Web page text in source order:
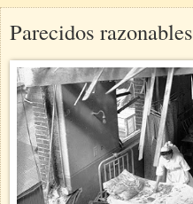
Parecidos razonables